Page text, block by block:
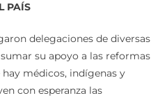
PAÍS
delegaciones de diversas
su apoyo a las reformas
médicos, indígenas y
con esperanza las